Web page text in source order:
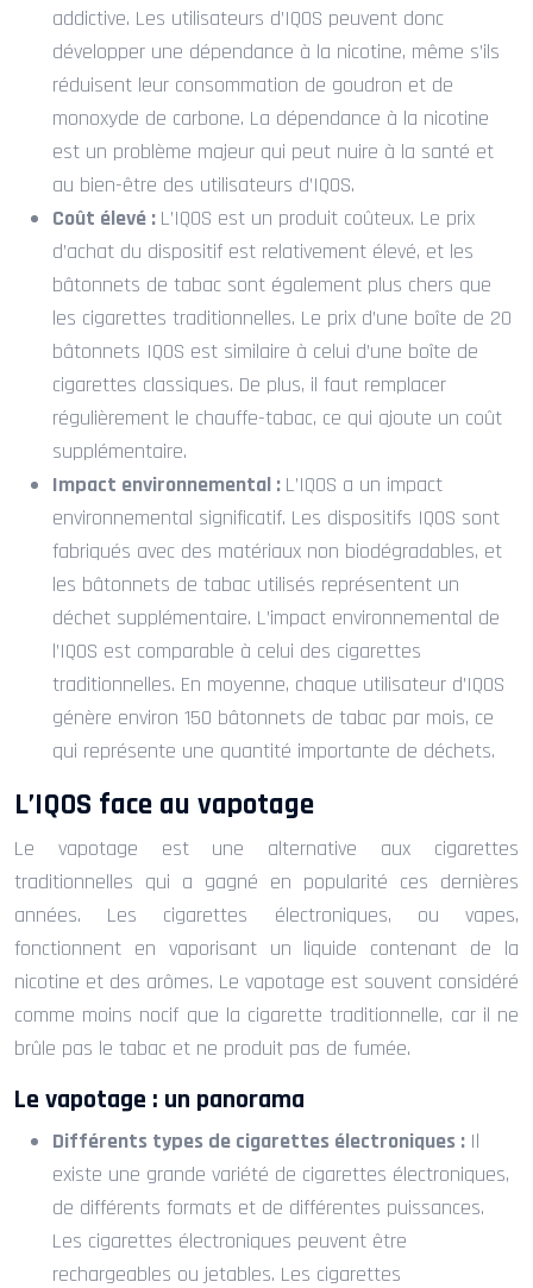
addictive. Les utilisateurs d’IQOS peuvent donc
développer une dépendance à la nicotine, même s’ils
réduisent leur consommation de goudron et de
monoxyde de carbone. La dépendance à la nicotine
est un problème majeur qui peut nuire à la santé et
au bien-être des utilisateurs d’IQOS.
Coût élevé : L’IQOS est un produit coûteux. Le prix
d’achat du dispositif est relativement élevé, et les
bâtonnets de tabac sont également plus chers que
les cigarettes traditionnelles. Le prix d’une boîte de 20
bâtonnets IQOS est similaire à celui d’une boîte de
cigarettes classiques. De plus, il faut remplacer
régulièrement le chauffe-tabac, ce qui ajoute un coût
supplémentaire.
Impact environnemental : L’IQOS a un impact
environnemental significatif. Les dispositifs IQOS sont
fabriqués avec des matériaux non biodégradables, et
les bâtonnets de tabac utilisés représentent un
déchet supplémentaire. L’impact environnemental de
l’IQOS est comparable à celui des cigarettes
traditionnelles. En moyenne, chaque utilisateur d’IQOS
génère environ 150 bâtonnets de tabac par mois, ce
qui représente une quantité importante de déchets.
L’IQOS face au vapotage
Le vapotage est une alternative aux cigarettes
traditionnelles qui a gagné en popularité ces dernières
années. Les cigarettes électroniques, ou vapes,
fonctionnent en vaporisant un liquide contenant de la
nicotine et des arômes. Le vapotage est souvent considéré
comme moins nocif que la cigarette traditionnelle, car il ne
brûle pas le tabac et ne produit pas de fumée.
Le vapotage : un panorama
Différents types de cigarettes électroniques : Il
existe une grande variété de cigarettes électroniques,
de différents formats et de différentes puissances.
Les cigarettes électroniques peuvent être
rechargeables ou jetables. Les cigarettes